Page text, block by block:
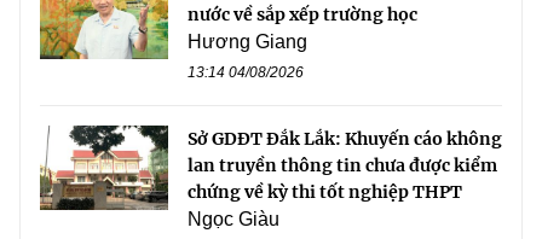
nước về sắp xếp trường học
Hương Giang
13:14 04/08/2026
Sở GDĐT Đắk Lắk: Khuyến cáo không
lan truyền thông tin chưa được kiểm
chứng về kỳ thi tốt nghiệp THPT
Ngọc Giàu